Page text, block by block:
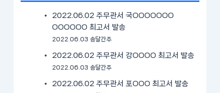
2022.06.02 주무관서 국OOOOOOO
OOOOOO 최고서 발송
2022.06.03 송달간주
2022.06.02 주무관서 강OOOO 최고서 발송
2022.06.03 송달간주
2022.06.02 주무관서 포OOO 최고서 발송